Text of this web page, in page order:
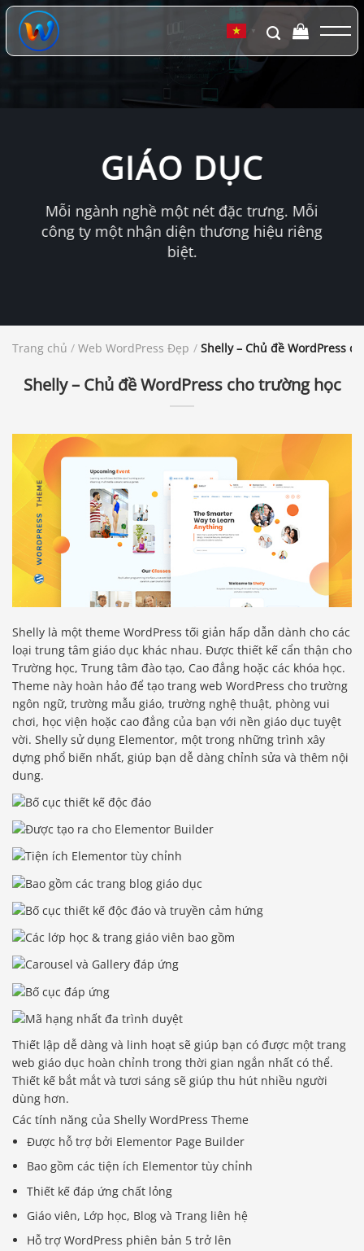
Chuyển
đến
dung
▼
GIÁO DỤC
Mỗi ngành nghề một nét đặc trưng. Mỗi
công ty một nhận diện thương hiệu riêng
biệt.
Trang chủ / Web WordPress Đẹp / Shelly – Chủ đề WordPress
Shelly – Chủ đề WordPress cho trường học
Shelly là một theme WordPress tối giản hấp dẫn dành cho các
loại trung tâm giáo dục khác nhau. Được thiết kế cẩn thận cho
Trường học, Trung tâm đào tạo, Cao đẳng hoặc các khóa học.
Theme này hoàn hảo để tạo trang web WordPress cho trường
ngôn ngữ, trường mẫu giáo, trường nghệ thuật, phòng vui
chơi, học viện hoặc cao đẳng của bạn với nền giáo dục tuyệt
vời. Shelly sử dụng Elementor, một trong những trình xây
dựng phổ biến nhất, giúp bạn dễ dàng chỉnh sửa và thêm nội
dung.
Thiết lập dễ dàng và linh hoạt sẽ giúp bạn có được một trang
web giáo dục hoàn chỉnh trong thời gian ngắn nhất có thể.
Thiết kế bắt mắt và tươi sáng sẽ giúp thu hút nhiều người
dùng hơn.
Các tính năng của Shelly WordPress Theme
Được hỗ trợ bởi Elementor Page Builder
Bao gồm các tiện ích Elementor tùy chỉnh
Thiết kế đáp ứng chất lỏng
Giáo viên, Lớp học, Blog và Trang liên hệ
Hỗ trợ WordPress phiên bản 5 trở lên